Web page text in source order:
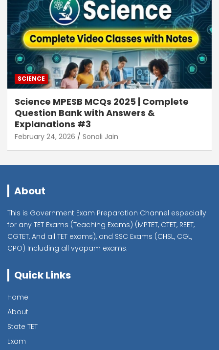
SCIENCE
Science MPESB MCQs 2025 | Complete
Question Bank with Answers &
Explanations #3
February 24, 2026 Sonali Jain
About
This is Government Exam Preparation Channel especially
for any TET Exams (Teaching Exams) (MPTET, CTET, REET,
CGTET, And all TET exams), and SSC Exams (CHSL, CGL,
CPO) Including all vyapam exams.
Quick Links
Home
About
State TET
Exam